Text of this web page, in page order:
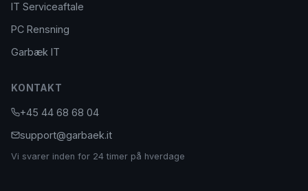
IT Serviceaftale
PC Rensning
Garbæk IT
KONTAKT
+45 44 68 68 04
support@garbaek.it
Vi svarer inden for 24 timer på hverdage